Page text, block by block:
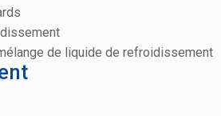
de liquide de refroidissement